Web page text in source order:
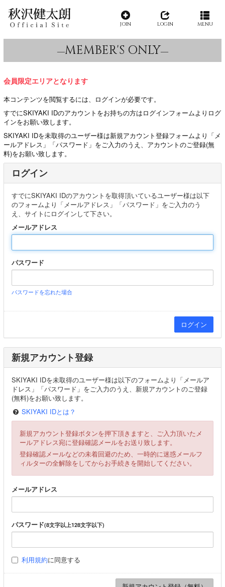
JOIN LOGIN MENU
MEMBER'S ONLY
会員限定エリアとなります
本コンテンツを閲覧するには、ログインが必要です。
すでにSKIYAKI IDのアカウントをお持ちの方はログインフォームよりログ
インをお願い致します。
SKIYAKI IDを未取得のユーザー様は新規アカウント登録フォームより「メ
ールアドレス」「パスワード」をご入力のうえ、アカウントのご登録(無
料)をお願い致します。
ログイン
すでにSKIYAKI IDのアカウントを取得頂いているユーザー様は以下
のフォームより「メールアドレス」「パスワード」をご入力のう
え、サイトにログインして下さい。
メールアドレス
パスワード
パスワードを忘れた場合
新規アカウント登録
SKIYAKI IDを未取得のユーザー様は以下のフォームより「メールア
ドレス」「パスワード」をご入力のうえ、新規アカウントのご登録
(無料)をお願い致します。
SKIYAKI IDとは？
新規アカウント登録ボタンを押下頂きますと、ご入力頂いたメ
ールアドレス宛に登録確認メールをお送り致します。
登録確認メールなどの未着回避のため、一時的に迷惑メールフ
ィルターの全解除をしてからお手続きを開始してください。
メールアドレス
パスワード(8文字以上128文字以下)
利用規約に同意する